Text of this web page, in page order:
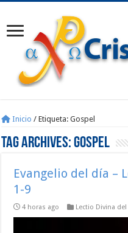
Inicio / Etiqueta:Gospel
Tag Archives:Gospel
Evangelio del día –
1-9
4 horas ago Lectio Divina del